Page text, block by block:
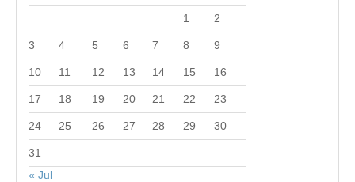
1
2
3 4 5 6 7 8 9
10 11 12 13 14 15 16
17 18 19 20 21 22 23
24 25 26 27 28 29 30
31
« Jul